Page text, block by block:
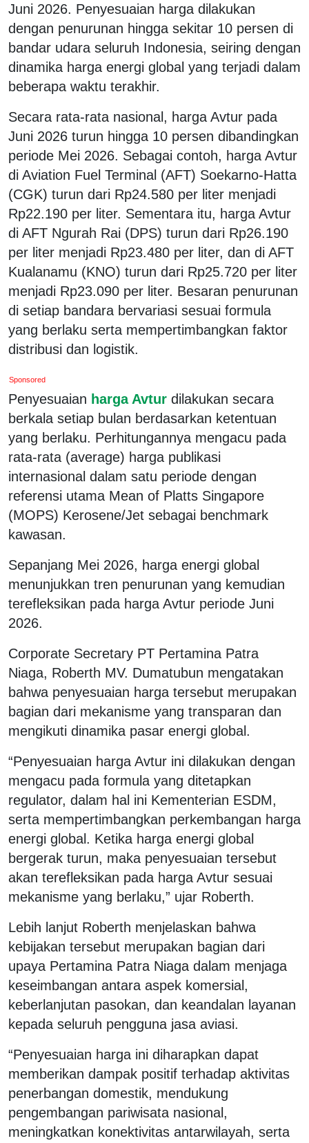
Juni 2026. Penyesuaian harga dilakukan
dengan penurunan hingga sekitar 10 persen di
bandar udara seluruh Indonesia, seiring dengan
dinamika harga energi global yang terjadi dalam
beberapa waktu terakhir.
Secara rata-rata nasional, harga Avtur pada
Juni 2026 turun hingga 10 persen dibandingkan
periode Mei 2026. Sebagai contoh, harga Avtur
di Aviation Fuel Terminal (AFT) Soekarno-Hatta
(CGK) turun dari Rp24.580 per liter menjadi
Rp22.190 per liter. Sementara itu, harga Avtur
di AFT Ngurah Rai (DPS) turun dari Rp26.190
per liter menjadi Rp23.480 per liter, dan di AFT
Kualanamu (KNO) turun dari Rp25.720 per liter
menjadi Rp23.090 per liter. Besaran penurunan
di setiap bandara bervariasi sesuai formula
yang berlaku serta mempertimbangkan faktor
distribusi dan logistik.
Sponsored
Penyesuaian harga Avtur dilakukan secara
berkala setiap bulan berdasarkan ketentuan
yang berlaku. Perhitungannya mengacu pada
rata-rata (average) harga publikasi
internasional dalam satu periode dengan
referensi utama Mean of Platts Singapore
(MOPS) Kerosene/Jet sebagai benchmark
kawasan.
Sepanjang Mei 2026, harga energi global
menunjukkan tren penurunan yang kemudian
terefleksikan pada harga Avtur periode Juni
2026.
Corporate Secretary PT Pertamina Patra
Niaga, Roberth MV. Dumatubun mengatakan
bahwa penyesuaian harga tersebut merupakan
bagian dari mekanisme yang transparan dan
mengikuti dinamika pasar energi global.
“Penyesuaian harga Avtur ini dilakukan dengan
mengacu pada formula yang ditetapkan
regulator, dalam hal ini Kementerian ESDM,
serta mempertimbangkan perkembangan harga
energi global. Ketika harga energi global
bergerak turun, maka penyesuaian tersebut
akan terefleksikan pada harga Avtur sesuai
mekanisme yang berlaku,” ujar Roberth.
Lebih lanjut Roberth menjelaskan bahwa
kebijakan tersebut merupakan bagian dari
upaya Pertamina Patra Niaga dalam menjaga
keseimbangan antara aspek komersial,
keberlanjutan pasokan, dan keandalan layanan
kepada seluruh pengguna jasa aviasi.
“Penyesuaian harga ini diharapkan dapat
memberikan dampak positif terhadap aktivitas
penerbangan domestik, mendukung
pengembangan pariwisata nasional,
meningkatkan konektivitas antarwilayah, serta